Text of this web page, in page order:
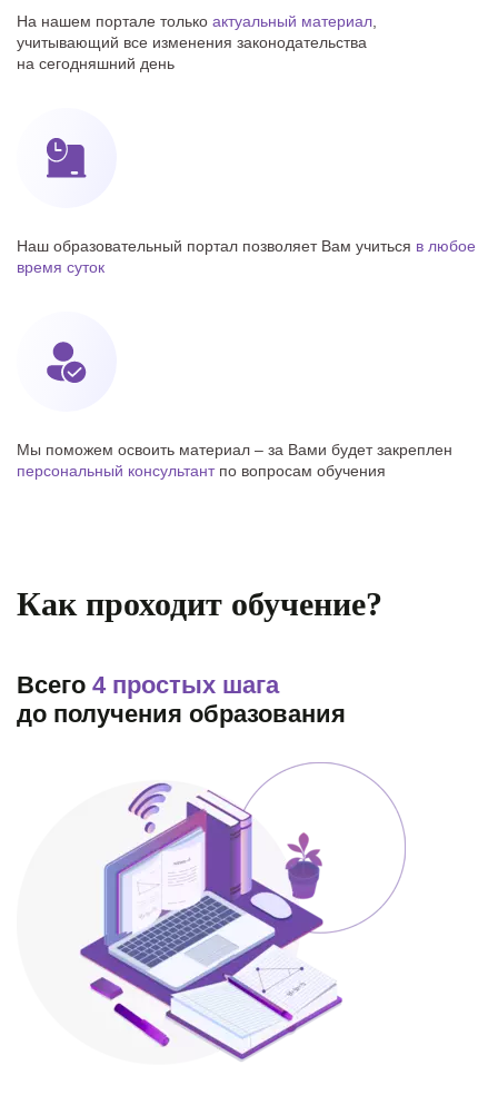
На нашем портале только актуальный материал
учитывающий все изменения законодательства
на сегодняшний день
Наш образовательный портал позволяет Вам учиться в любое
время суток
Мы поможем освоить материал – за Вами будет закреплен
персональный консультантпо вопросам обучения
Как проходит обучение?
Всего 4 простых шага
до получения образования